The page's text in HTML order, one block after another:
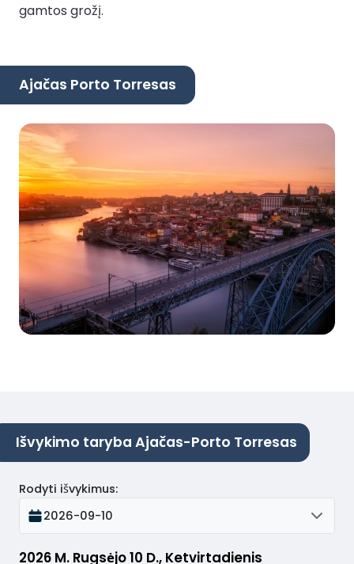
gamtos grožį.
Ajačas Porto Torresas
Išvykimo taryba Ajačas-Porto Torresas
2026 M. Rugsėjo 10 D., Ketvirtadienis
Rodyti išvykimus:
2026-09-10